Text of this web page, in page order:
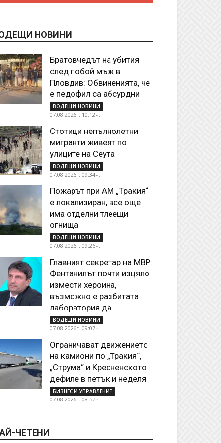
НОВИНИ
Братовчедът на убития
след побой мъж в
Пловдив: Обвиненията, че
е педофил са абсурдни
ВОДЕЩИ НОВИНИ
07.08.2026г. 10:12ч.
Стотици непълнолетни
мигранти живеят по
улиците на Сеута
ВОДЕЩИ НОВИНИ
07.08.2026г. 09:34ч.
Пожарът при АМ „Тракия“
е локализиран, все още
има отделни тлеещи
огнища
ВОДЕЩИ НОВИНИ
07.08.2026г. 09:26ч.
Главният секретар на МВР:
Фентанилът почти изцяло
измести хероина,
възможно е разбитата
лаборатория да...
ВОДЕЩИ НОВИНИ
07.08.2026г. 09:07ч.
Ограничават движението
на камиони по „Тракия“,
„Струма“ и Кресненското
дефиле в петък и неделя
БИЗНЕС И УПРАВЛЕНИЕ
07.08.2026г. 08:57ч.
ЧЕТЕНИ